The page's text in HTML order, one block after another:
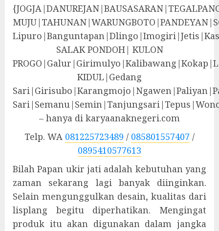
SALAK PONDOH| KULON
KIDUL|Gedang
– hanya di karyaanaknegeri.com
Telp. WA 081225723489 / 085801557407 /
0895410577613
Bilah Papan ukir jati adalah kebutuhan yang
zaman sekarang lagi banyak diinginkan.
Selain mengunggulkan desain, kualitas dari
lisplang begitu diperhatikan. Mengingat
produk itu akan digunakan dalam jangka